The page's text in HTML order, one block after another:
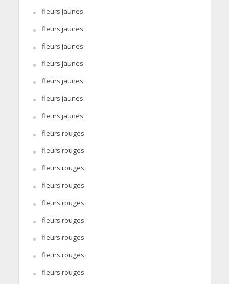
fleurs jaunes
fleurs jaunes
fleurs jaunes
fleurs jaunes
fleurs jaunes
fleurs jaunes
fleurs jaunes
fleurs rouges
fleurs rouges
fleurs rouges
fleurs rouges
fleurs rouges
fleurs rouges
fleurs rouges
fleurs rouges
fleurs rouges